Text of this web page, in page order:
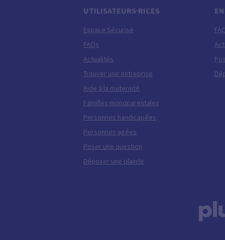
UTILISATEURS·RICES
Espace Sécurisé
FAQs
Actualités
Trouver une entreprise
Aide à la maternité
Familles monoparentales
Personnes handicapées
Personnes agées
Poser une question
Déposer une plainte